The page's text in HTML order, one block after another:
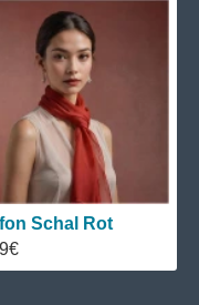
Schal Rot